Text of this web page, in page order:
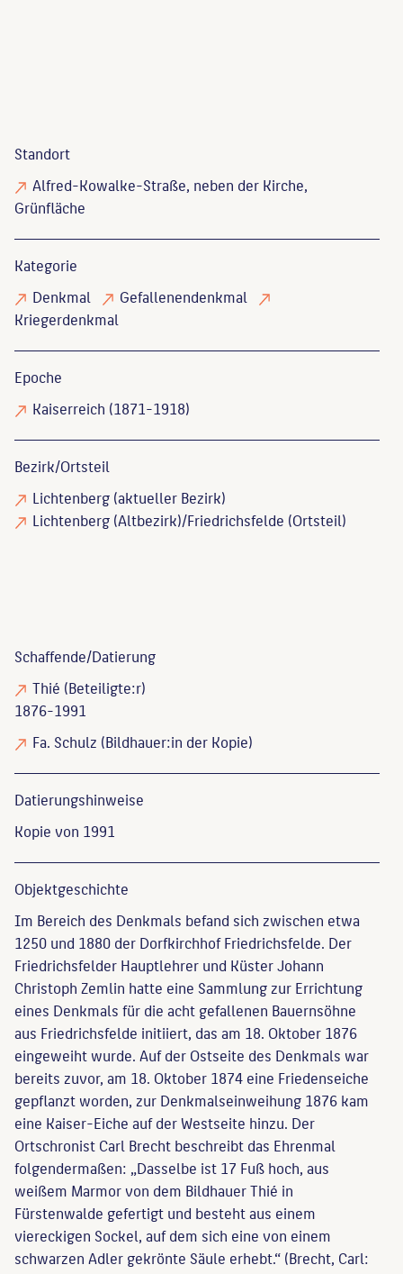
Standort
Alfred-Kowalke-Straße, neben der Kirche,
Grünfläche
Kategorie
Denkmal
Gefallenendenkmal
Kriegerdenkmal
Epoche
Kaiserreich (1871-1918)
Bezirk/Ortsteil
Lichtenberg (aktueller Bezirk)
Lichtenberg (Altbezirk)/Friedrichsfelde (Ortsteil)
Schaffende/Datierung
Thié (Beteiligte:r)
1876-1991
Fa. Schulz (Bildhauer:in der Kopie)
Datierungs­hinweise
Kopie von 1991
Objekt­geschichte
Im Bereich des Denkmals befand sich zwischen etwa
1250 und 1880 der Dorfkirchhof Friedrichsfelde. Der
Friedrichsfelder Hauptlehrer und Küster Johann
Christoph Zemlin hatte eine Sammlung zur Errichtung
eines Denkmals für die acht gefallenen Bauernsöhne
aus Friedrichsfelde initiiert, das am 18. Oktober 1876
eingeweiht wurde. Auf der Ostseite des Denkmals war
bereits zuvor, am 18. Oktober 1874 eine Friedenseiche
gepflanzt worden, zur Denkmalseinweihung 1876 kam
eine Kaiser-Eiche auf der Westseite hinzu. Der
Ortschronist Carl Brecht beschreibt das Ehrenmal
folgendermaßen: „Dasselbe ist 17 Fuß hoch, aus
weißem Marmor von dem Bildhauer Thié in
Fürstenwalde gefertigt und besteht aus einem
viereckigen Sockel, auf dem sich eine von einem
schwarzen Adler gekrönte Säule erhebt.“ (Brecht, Carl: